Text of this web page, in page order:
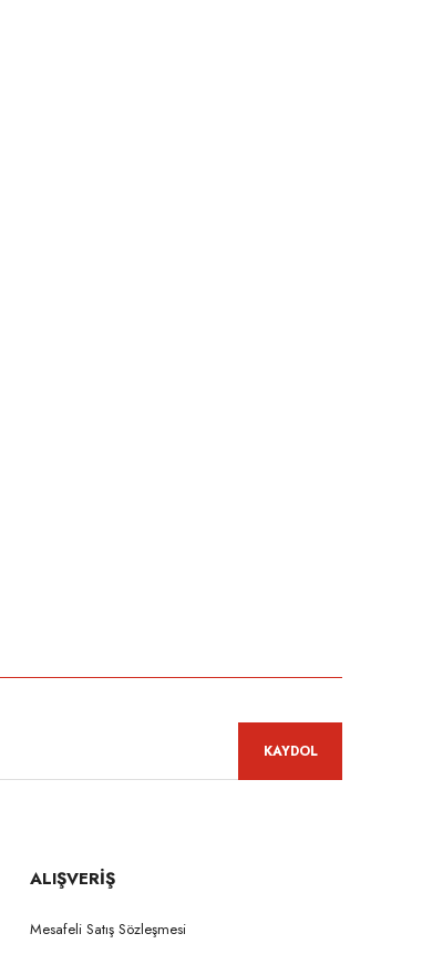
KAYDOL
ALIŞVERİŞ
Mesafeli Satış Sözleşmesi